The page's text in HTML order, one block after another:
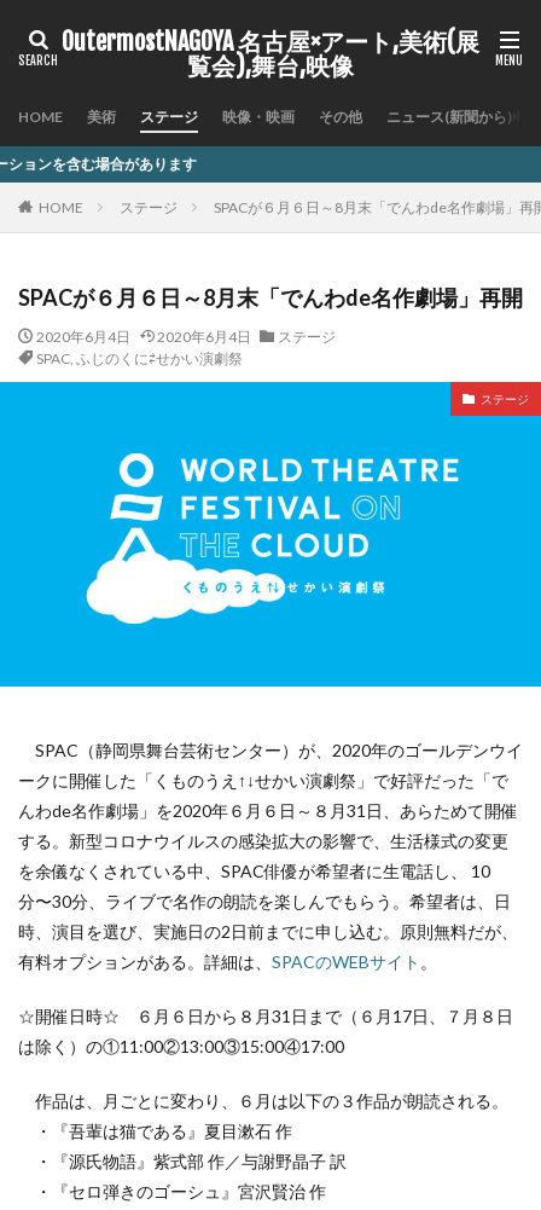
OutermostNAGOYA 名古屋×アート,美術(展
覧会),舞台,映像
HOME 美術 ステージ 映像・映画 その他 ニュース(新聞から)
ます
HOME ステージ SPACが６月６日～8月末「でんわde名作劇場」再
SPACが６月６日～8月末「でんわde名作劇場」再開
2020年6月4日 2020年6月4日
ステージ
SPAC, ふじのくに⇄せかい演劇祭
ステージ
SPAC（静岡県舞台芸術センター）が、2020年のゴールデンウイ
ークに開催した「くものうえ↑↓せかい演劇祭」で好評だった「で
んわde名作劇場」を2020年６月６日～８月31日、あらためて開催
する。新型コロナウイルスの感染拡大の影響で、生活様式の変更
を余儀なくされている中、SPAC俳優が希望者に生電話し、 10
分〜30分、ライブで名作の朗読を楽しんでもらう。希望者は、日
時、演目を選び、実施日の2日前までに申し込む。原則無料だが、
有料オプションがある。詳細は、 SPACのWEBサイト 。
☆開催日時☆ ６月６日から８月31日まで（６月17日、７月８日
は除く）の①11:00②13:00③15:00④17:00
作品は、月ごとに変わり、６月は以下の３作品が朗読される。
・『吾輩は猫である』夏目漱石 作
・『源氏物語』紫式部 作／与謝野晶子 訳
・『セロ弾きのゴーシュ』宮沢賢治 作